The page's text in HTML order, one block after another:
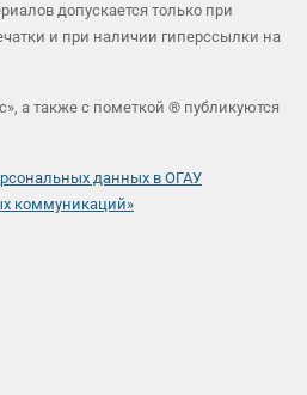
допускается только при
и при наличии гиперссылки на
а также с пометкой ® публикуются
данных в ОГАУ
коммуникаций»